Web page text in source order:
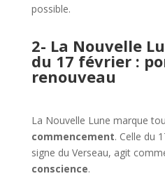
possible.
2- La Nouvelle
du 17 février :
renouveau
La Nouvelle Lune marque
commencement. Celle du
signe du Verseau, agit
conscience.